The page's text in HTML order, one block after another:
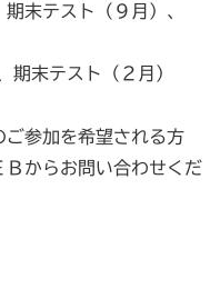
末テスト（９月）、
期末テスト（２月）
参加を希望される方
からお問い合わせくだ